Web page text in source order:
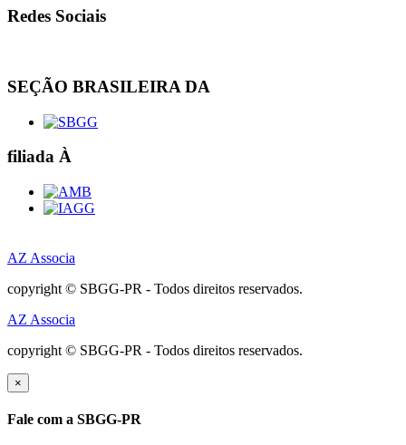
Redes Sociais
SEÇÃO BRASILEIRA DA
filiada À
AZ Associa
copyright © SBGG-PR - Todos direitos reservados.
AZ Associa
copyright © SBGG-PR - Todos direitos reservados.
×
Fale com a SBGG-PR